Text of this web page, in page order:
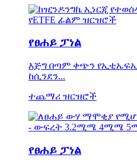
የፀሐይ ፓነል
እጅግ በጣም ቀጭን
ከሲንደን...
ተጨማሪ ዝርዝሮች
የፀሐይ ፓነል